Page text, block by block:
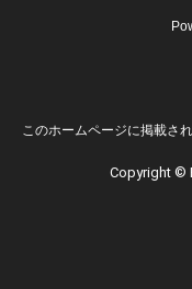
このホームページに掲載さ
Copyright ©